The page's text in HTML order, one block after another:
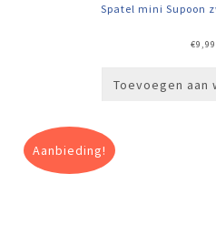
Spatel mini Supoon
€9,99
Toevoegen aan
Aanbieding!